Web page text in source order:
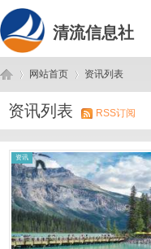
清流信息社
清 ›
网站首页
›
资讯列表
资讯列表 RSS订阅
资讯